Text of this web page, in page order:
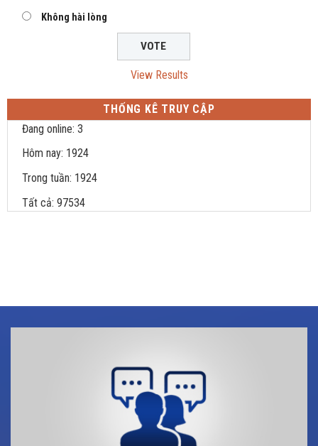
Không hài lòng
View Results
THỐNG KÊ TRUY CẬP
Đang online: 3
Hôm nay: 1924
Trong tuần: 1924
Tất cả: 97534